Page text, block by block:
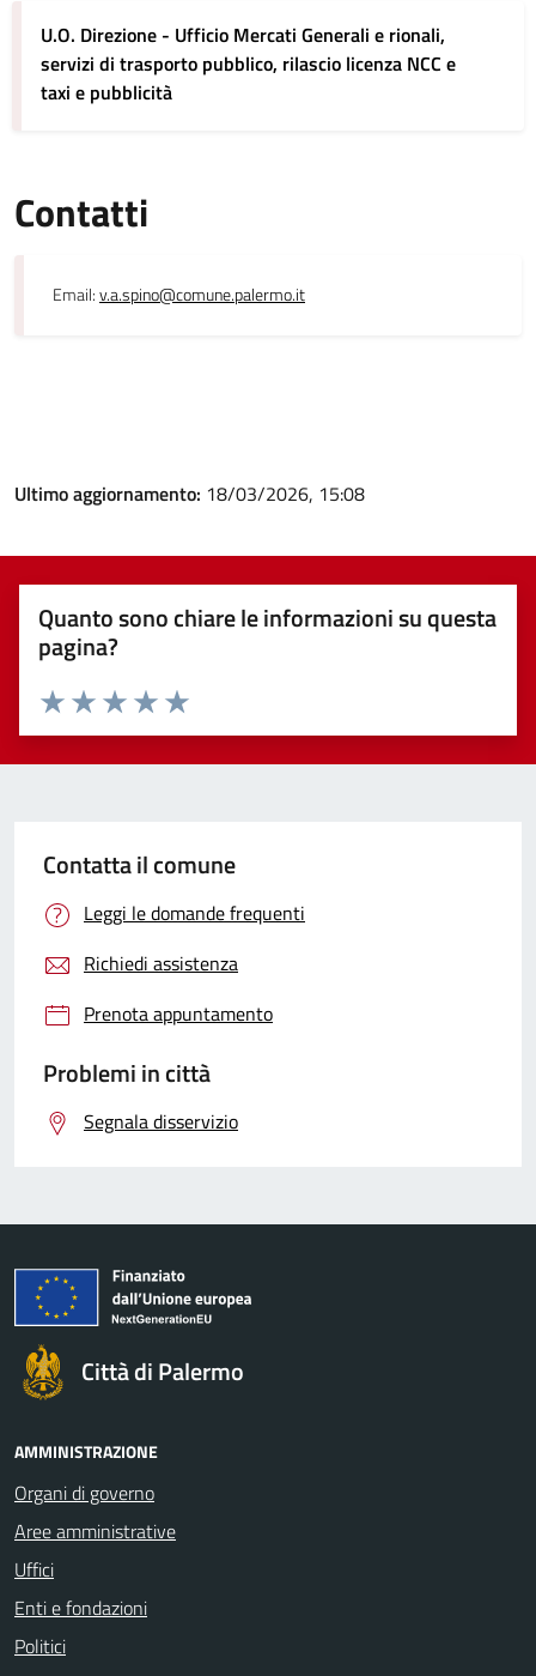
U.O. Direzione - Ufficio Mercati Generali e rionali,
servizi di trasporto pubblico, rilascio licenza NCC e
taxi e pubblicità
Contatti
Email:v.a.spino@comune.palermo.it
Ultimo aggiornamento: 18/03/2026, 15:08
Quanto sono chiare le informazioni su questa
pagina?
Valuta 5 stelle su 5
Valuta 4 stelle su 5
Valuta 3 stelle su 5
Valuta 2 stelle su 5
Valuta 1 stelle su 5
Contatta il comune
Leggi le domande frequenti
Richiedi assistenza
Prenota appuntamento
Problemi in città
Segnala disservizio
Città di Palermo
AMMINISTRAZIONE
Organi di governo
Aree amministrative
Uffici
Enti e fondazioni
Politici